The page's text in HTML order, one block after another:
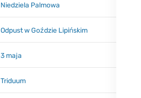
Niedziela Palmowa
Odpust w Goździe Lipińskim
3 maja
Triduum